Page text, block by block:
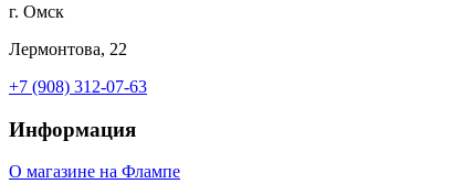
г. Омск
Лермонтова, 22
+7 (908) 312-07-63
Информация
О магазине на Флампе